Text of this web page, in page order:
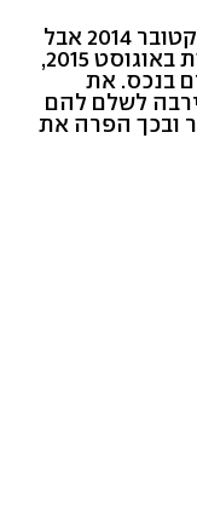
מועד המסירה של הדירה נקבע לאוקטובר 2014 אבל
בפועל קיבלו הרוכשים את המפתחות באוגוסט 2015,
בנכס. את
לשלם להם
ובכך הפרה את